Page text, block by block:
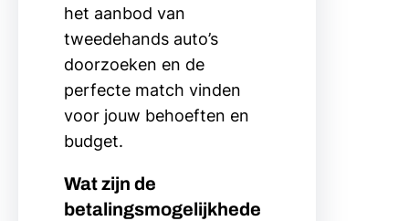
het aanbod van
tweedehands auto’s
doorzoeken en de
perfecte match vinden
voor jouw behoeften en
budget.
Wat zijn de
betalingsmogelijkhede